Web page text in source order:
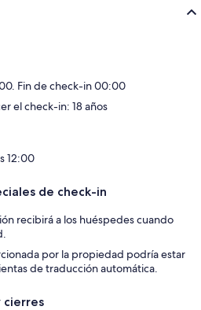
Fin de check-in 00:00
el check-in: 18 años
12:00
de check-in
recibirá a los huéspedes cuando
por la propiedad podría estar
de traducción automática.
cierres